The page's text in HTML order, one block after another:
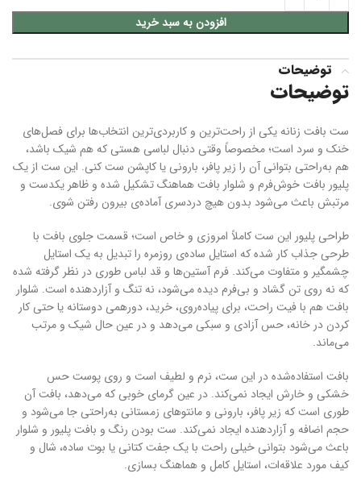
افزودن به سبد خرید
توضیحات
توضیحات
ست بافت زنانه یکی از راحت‌ترین و کاربردی‌ترین انتخاب‌ها برای فصل‌های
خنک و سرد است؛ مخصوصاً وقتی دنبال لباسی هستی که هم شیک باشد،
هم به‌راحتی بتوانی آن را زیر پافر، بارونی یا کاپشن ست کنی. این ست از یک
پلیور بافت خوش‌فرم و شلوار بافت هماهنگ تشکیل شده و ظاهر یکدست و
مرتبش باعث می‌شود بدون هیچ دردسری آماده‌ی بیرون رفتن شوی.
طراحی پلیور این ست کاملاً امروزی و خاص است؛ قسمت جلوی بافت با
طرحی جذاب کار شده که استایل ساده‌ی روزمره را تبدیل به یک استایل
چشمگیر و متفاوت می‌کند. فرم آستین‌ها و قد لباس طوری در نظر گرفته شده
که نه روی تن گشاد و بی‌فرم دیده می‌شود، نه تنگ و آزاردهنده است. شلوار
بافت هم با فیت راحت، برای پیاده‌روی، خرید، دورهمی دوستانه یا حتی کار
کردن در خانه، حس آزادی و سبکی می‌دهد و در عین حال شیک و مرتب
می‌ماند.
بافت استفاده‌شده در این ست، نرم و لطیف است و روی پوست حس
خشکی و خارش ایجاد نمی‌کند. در عین گرمای خوبی که می‌دهد، بافت آن
طوری است که زیر پافر، بارونی و مانتوهای زمستانی به‌راحتی جا می‌شود و
حجم اضافه و آزاردهنده ایجاد نمی‌کند. ست بودن رنگ و بافت پلیور و شلوار
باعث می‌شود بتوانی خیلی راحت با یک جفت کتانی یا بوت ساده، شال و
کیف مورد علاقه‌ات، استایل کامل و هماهنگ بسازی.